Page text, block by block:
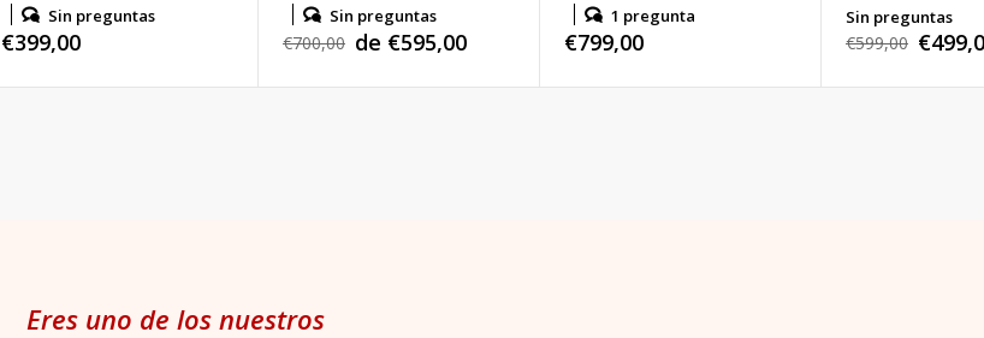
Sin preguntas
Precio
€399,00
Sin preguntas
Precio
€700,00 Precio
de
de €595,00
1 pregunta
Precio
€799,00
Sin preguntas
Precio
€599,00 Precio
de
Eres uno de los nuestros